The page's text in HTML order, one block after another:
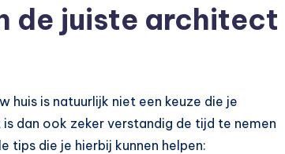
de juiste architect
huis is natuurlijk niet een keuze die je
dan ook zeker verstandig de tijd te nemen
tips die je hierbij kunnen helpen: